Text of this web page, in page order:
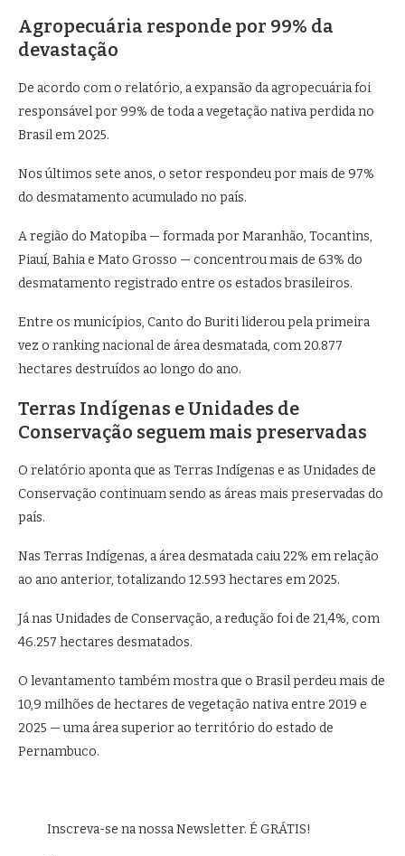
Agropecuária responde por 99% da
devastação
De acordo com o relatório, a expansão da agropecuária foi
responsável por 99% de toda a vegetação nativa perdida no
Brasil em 2025.
Nos últimos sete anos, o setor respondeu por mais de 97%
do desmatamento acumulado no país.
A região do Matopiba — formada por Maranhão, Tocantins,
Piauí, Bahia e Mato Grosso — concentrou mais de 63% do
desmatamento registrado entre os estados brasileiros.
Entre os municípios, Canto do Buritiliderou pela primeira
vez o ranking nacional de área desmatada, com 20.877
hectares destruídos ao longo do ano.
Terras Indígenas e Unidades de
Conservação seguem mais preservadas
O relatório aponta que as Terras Indígenas e as Unidades de
Conservação continuam sendo as áreas mais preservadas do
país.
Nas Terras Indígenas, a área desmatada caiu 22% em relação
ao ano anterior, totalizando 12.593 hectares em 2025.
Já nas Unidades de Conservação, a redução foi de 21,4%, com
46.257 hectares desmatados.
O levantamento também mostra que o Brasil perdeu mais de
10,9 milhões de hectares de vegetação nativa entre 2019 e
2025 — uma área superior ao território do estado de
Pernambuco.
Inscreva-se na nossa Newsletter. É GRÁTIS!